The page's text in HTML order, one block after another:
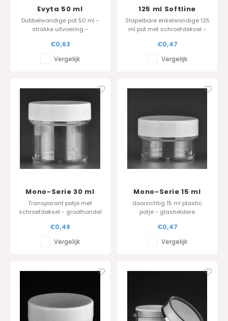
Evyta 50 ml
Dubbelwandige pot 50 ml -
strakke uitvoering -
Tussendeksel (sealing disc)
in PP beschikbaar - kleur : wit
€0,63
Vergelijk
125 ml Softline
Stapelbare enkelwandige 125
ml pot met schroefdeksel -
€0,47
Vergelijk
Mono-Serie 30 ml
Transparant potje met
schroefdeksel - groothandel
€0,49
Vergelijk
Mono-Serie 15 ml
doorzichtig 15 ml plastic
potje - glasheldere
SMMA
€0,47
Vergelijk